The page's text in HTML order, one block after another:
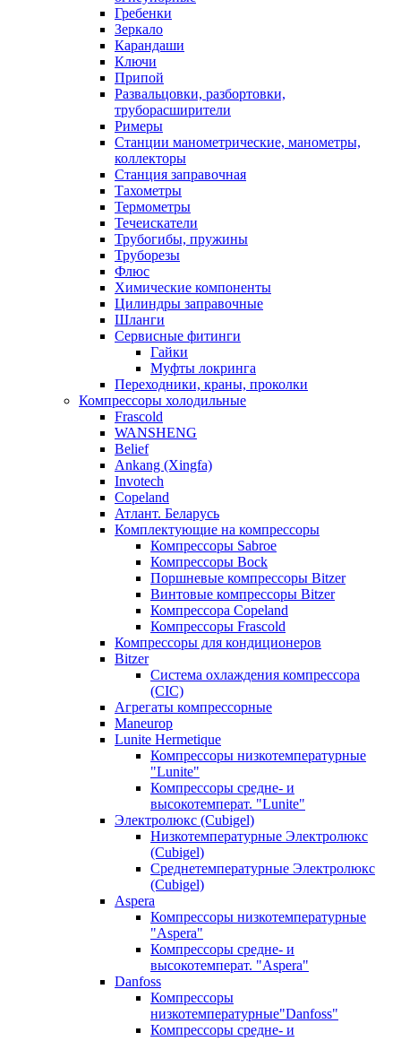
Гребенки
Зеркало
Карандаши
Ключи
Припой
Развальцовки, разбортовки,
труборасширители
Римеры
Станции манометрические, манометры,
коллекторы
Станция заправочная
Тахометры
Термометры
Течеискатели
Трубогибы, пружины
Труборезы
Флюс
Химические компоненты
Цилиндры заправочные
Шланги
Сервисные фитинги
Гайки
Муфты локринга
Переходники, краны, проколки
Компрессоры холодильные
Frascold
WANSHENG
Belief
Ankang (Xingfa)
Invotech
Copeland
Атлант. Беларусь
Комплектующие на компрессоры
Компрессоры Sabroe
Компрессоры Bock
Поршневые компрессоры Bitzer
Винтовые компрессоры Bitzer
Компрессора Copeland
Компрессоры Frascold
Компрессоры для кондиционеров
Bitzer
Система охлаждения компрессора
(CIC)
Агрегаты компрессорные
Maneurop
Lunite Hermetique
Компрессоры низкотемпературные
"Lunite"
Компрессоры средне- и
высокотемперат. "Lunite"
Электролюкс (Cubigel)
Низкотемпературные Электролюкс
(Cubigel)
Среднетемпературные Электролюкс
(Cubigel)
Aspera
Компрессоры низкотемпературные
"Aspera"
Компрессоры средне- и
высокотемперат. "Aspera"
Danfoss
Компрессоры
низкотемпературные"Danfoss"
Компрессоры средне- и